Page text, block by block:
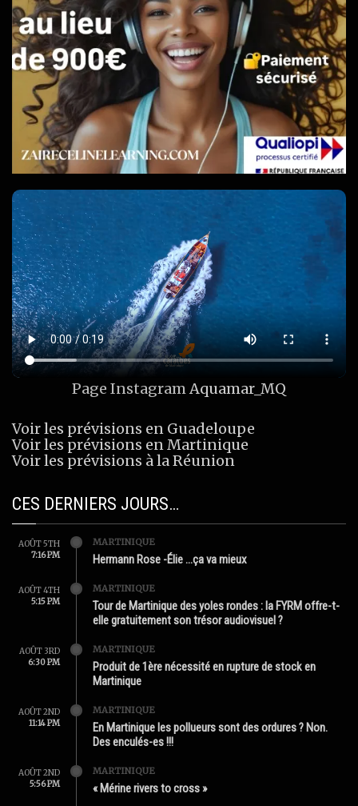
Page InstagramAquamar_MQ
Voir les prévisions en Guadeloupe
Voir les prévisions en Martinique
Voir les prévisions à la Réunion
CES DERNIERS JOURS…
AOÛT 5TH
7:16 PM
MARTINIQUE
Hermann Rose -Élie …ça va mieux
AOÛT 4TH
5:15 PM
MARTINIQUE
Tour de Martinique des yoles rondes : la FYRM offre-t-
elle gratuitement son trésor audiovisuel ?
AOÛT 3RD
6:30 PM
MARTINIQUE
Produit de 1ère nécessité en rupture de stock en
Martinique
AOÛT 2ND
11:14 PM
MARTINIQUE
En Martinique les pollueurs sont des ordures ? Non.
Des enculés-es !!!
AOÛT 2ND
5:56 PM
MARTINIQUE
« Mérine rivers to cross »